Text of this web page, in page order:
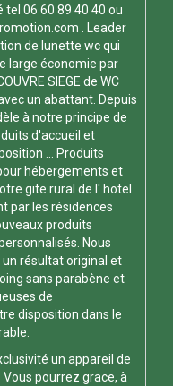
tel 06 60 89 40 40 ou
. Leader
de lunette wc qui
large économie par
SIEGE de WC
un abattant. Depuis
à notre principe de
d'accueil et
... Produits
hébergements et
gite rural de l' hotel
par les résidences
produits
Nous
résultat original et
sans parabène et
de
disposition dans le
un appareil de
. Vous pourrez grace, à